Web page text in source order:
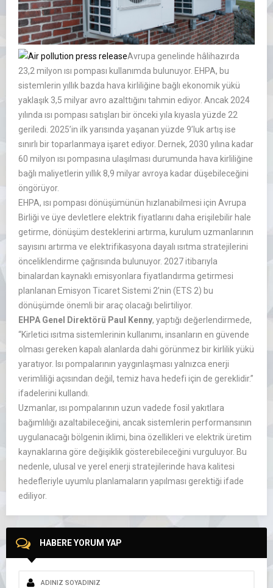
Avrupa genelinde hâlihazırda
23,2 milyon ısı pompası kullanımda bulunuyor. EHPA, bu
sistemlerin yıllık bazda hava kirliliğine bağlı ekonomik yükü
yaklaşık 3,5 milyar avro azalttığını tahmin ediyor. Ancak 2024
yılında ısı pompası satışları bir önceki yıla kıyasla yüzde 22
geriledi. 2025’in ilk yarısında yaşanan yüzde 9’luk artış ise
sınırlı bir toparlanmaya işaret ediyor. Dernek, 2030 yılına kadar
60 milyon ısı pompasına ulaşılması durumunda hava kirliliğine
bağlı maliyetlerin yıllık 8,9 milyar avroya kadar düşebileceğini
öngörüyor.
EHPA, ısı pompası dönüşümünün hızlanabilmesi için Avrupa
Birliği ve üye devletlere elektrik fiyatlarını daha erişilebilir hale
getirme, dönüşüm desteklerini artırma, kurulum uzmanlarının
sayısını artırma ve elektrifikasyona dayalı ısıtma stratejilerini
önceliklendirme çağrısında bulunuyor. 2027 itibarıyla
binalardan kaynaklı emisyonlara fiyatlandırma getirmesi
planlanan Emisyon Ticaret Sistemi 2’nin (ETS 2) bu
dönüşümde önemli bir araç olacağı belirtiliyor.
EHPA Genel Direktörü Paul Kenny, yaptığı değerlendirmede,
“Kirletici ısıtma sistemlerinin kullanımı, insanların en güvende
olması gereken kapalı alanlarda dahi görünmez bir kirlilik yükü
yaratıyor. Isı pompalarının yaygınlaşması yalnızca enerji
verimliliği açısından değil, temiz hava hedefi için de gereklidir.”
ifadelerini kullandı.
Uzmanlar, ısı pompalarının uzun vadede fosil yakıtlara
bağımlılığı azaltabileceğini, ancak sistemlerin performansının
uygulanacağı bölgenin iklimi, bina özellikleri ve elektrik üretim
kaynaklarına göre değişiklik gösterebileceğini vurguluyor. Bu
nedenle, ulusal ve yerel enerji stratejilerinde hava kalitesi
hedefleriyle uyumlu planlamaların yapılması gerektiği ifade
ediliyor.
HABERE YORUM YAP